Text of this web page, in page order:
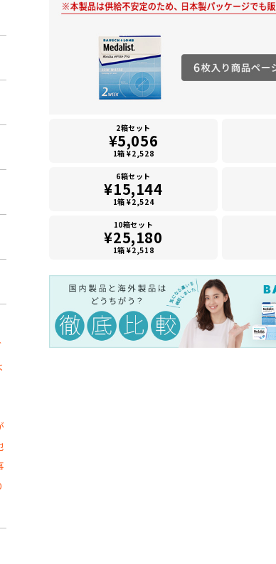
2箱セット
¥5,056
1箱 ¥2,528
6箱セット
¥15,144
1箱 ¥2,524
10箱セット
¥25,180
1箱 ¥2,518